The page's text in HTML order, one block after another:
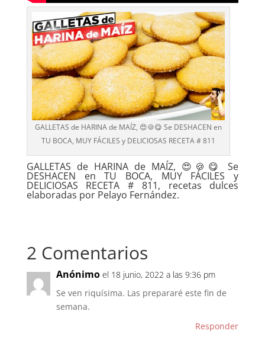
GALLETAS de HARINA de MAÍZ, 😍🍪😋 Se DESHACEN en
TU BOCA, MUY FÁCILES y DELICIOSAS RECETA # 811
GALLETAS de HARINA de MAÍZ, 😍🍪😋 Se
DESHACEN en TU BOCA, MUY FÁCILES y
DELICIOSAS RECETA # 811, recetas dulces
elaboradas por Pelayo Fernández.
2 Comentarios
Anónimo el 18 junio, 2022 a las 9:36 pm
Se ven riquísima. Las prepararé este fin de
semana.
Responder